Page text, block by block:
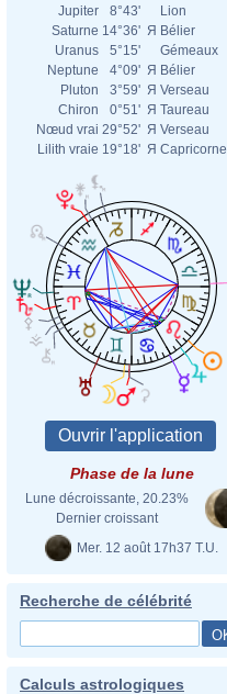
Jupiter
8°43'
Lion
Saturne 14°36' Я Bélier
Uranus
5°15'
Gémeaux
Neptune
4°09' Я Bélier
Pluton
3°59' Я Verseau
Chiron
0°51' Я Taureau
Nœud vrai 29°52' Я Verseau
Lilith vraie 19°18' Я Capricorne
Phase de la lune
Lune décroissante, 20.23%
Dernier croissant
Mer. 12 août 17h37 T.U.
Recherche de célébrité
Calculs astrologiques